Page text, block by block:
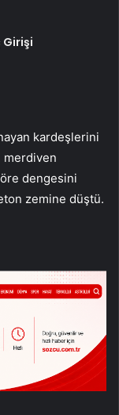
Girişi
kardeşlerini
merdiven
dengesini
zemine düştü.